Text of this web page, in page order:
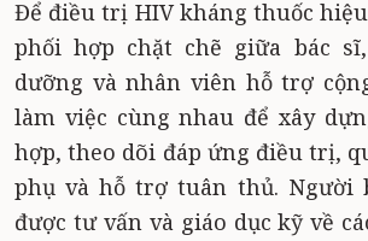
Để điều trị HIV kháng thuốc
phối hợp chặt chẽ giữa bác
dưỡng và nhân viên hỗ trợ
làm việc cùng nhau để xây
hợp, theo dõi đáp ứng điều trị,
phụ và hỗ trợ tuân thủ. Người
được tư vấn và giáo dục kỹ về